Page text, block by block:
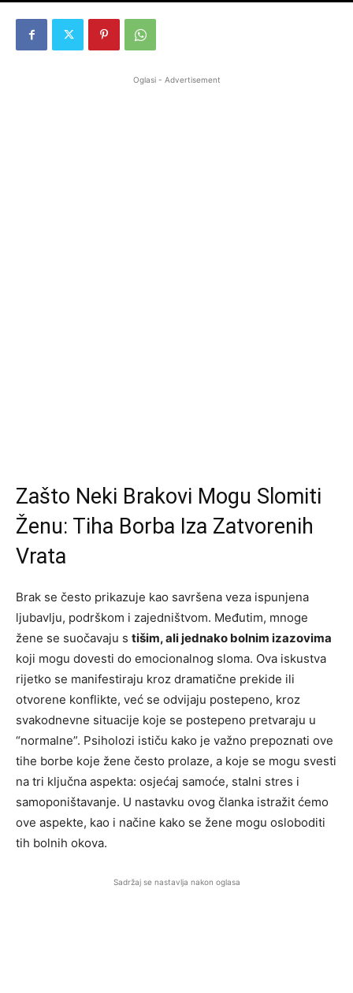
Oglasi - Advertisement
Zašto Neki Brakovi Mogu Slomiti
Ženu: Tiha Borba Iza Zatvorenih
Vrata
Brak se često prikazuje kao savršena veza ispunjena
ljubavlju, podrškom i zajedništvom. Međutim, mnoge
žene se suočavaju s tišim, ali jednako bolnim izazovima
koji mogu dovesti do emocionalnog sloma. Ova iskustva
rijetko se manifestiraju kroz dramatične prekide ili
otvorene konflikte, već se odvijaju postepeno, kroz
svakodnevne situacije koje se postepeno pretvaraju u
“normalne”. Psiholozi ističu kako je važno prepoznati ove
tihe borbe koje žene često prolaze, a koje se mogu svesti
na tri ključna aspekta: osjećaj samoće, stalni stres i
samoponištavanje. U nastavku ovog članka istražit ćemo
ove aspekte, kao i načine kako se žene mogu osloboditi
tih bolnih okova.
Sadržaj se nastavlja nakon oglasa